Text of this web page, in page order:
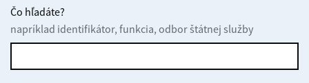
Čo hľadáte?
napríklad identifikátor, funkcia, odbor štátnej služby